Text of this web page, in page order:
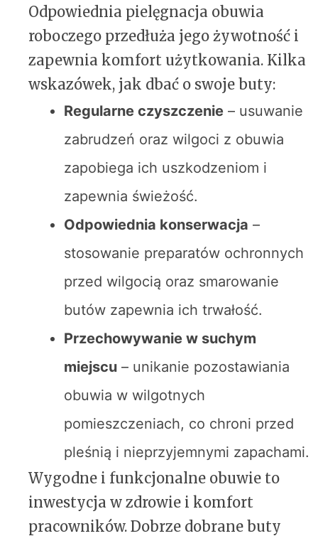
Odpowiednia pielęgnacja obuwia
roboczego przedłuża jego żywotność i
zapewnia komfort użytkowania. Kilka
wskazówek, jak dbać o swoje buty:
Regularne czyszczenie – usuwanie
zabrudzeń oraz wilgoci z obuwia
zapobiega ich uszkodzeniom i
zapewnia świeżość.
Odpowiednia konserwacja –
stosowanie preparatów ochronnych
przed wilgocią oraz smarowanie
butów zapewnia ich trwałość.
Przechowywanie w suchym
miejscu – unikanie pozostawiania
obuwia w wilgotnych
pomieszczeniach, co chroni przed
pleśnią i nieprzyjemnymi zapachami.
Wygodne i funkcjonalne obuwie to
inwestycja w zdrowie i komfort
pracowników. Dobrze dobrane buty